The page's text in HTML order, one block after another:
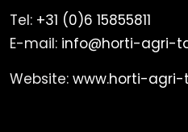
Tel: +31 (0)6 15855811
E-mail: info@horti-agri-
Website: www.horti-